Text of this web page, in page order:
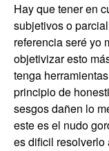
Hay que tener en
subjetivos o
referencia seré yo
objetivizar esto
tenga
principio de
sesgos dañen lo
este es el nudo
es dificil resolverlo